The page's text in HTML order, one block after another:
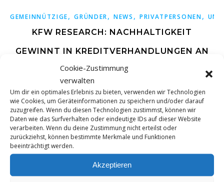
Cookie-Zustimmung
verwalten
Um dir ein optimales Erlebnis zu bieten, verwenden wir Technologien
wie Cookies, um Geräteinformationen zu speichern und/oder darauf
zuzugreifen. Wenn du diesen Technologien zustimmst, können wir
Daten wie das Surfverhalten oder eindeutige IDs auf dieser Website
verarbeiten. Wenn du deine Zustimmung nicht erteilst oder
zurückziehst, können bestimmte Merkmale und Funktionen
beeinträchtigt werden.
Akzeptieren
GEMEINNÜTZIGE,GRÜNDER,NEWS , PRIVATPERSONEN,
KFW RESEARCH: NACHHALTIGKEIT
GEWINNT IN KREDITVERHANDLUNGEN AN
BEDEUTUNG
KfW/KfW Research, Pressemitteilung vom 29.07.2024
Banken und Sparkassen thematisieren in
Kreditverhandlungen mit Unternehmen immer häufiger das
Thema Nachhaltigkeit. Das ist ein Ergebnis einer
Unternehmensbefragung der KfW gemeinsam mit
Spitzenverbänden sowie Fach- und Regionalverbänden der
deutschen Wirtschaft. Demnach gaben rund 27…